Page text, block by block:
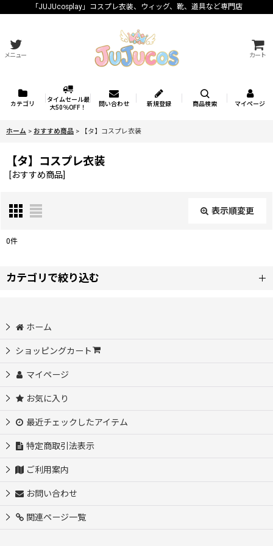
「JUJUcosplay」コスプレ衣装、ウィッグ、靴、道具など専門店
メニュー カート
カテゴリ
タイムセール最
大50％OFF！
問い合わせ 新規登録 商品検索 マイページ
ホーム > おすすめ商品 > 【タ】コスプレ衣装
【タ】コスプレ衣装
[おすすめ商品]
表示順変更
並び順:
0件
カテゴリで絞り込む
東方project コスプレ衣装
刀剣乱舞 コスプレ衣装
ツイステッドワンダーランド コスプレ衣装
D4DJ コスプレ衣装
ホーム
ショッピングカート
マイページ
お気に入り
最近チェックしたアイテム
特定商取引法表示
ご利用案内
お問い合わせ
関連ページ一覧